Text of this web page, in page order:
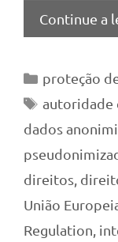
Continue a
Categorias
proteção
Tags
autoridade
dados
direitos
União
Regulation